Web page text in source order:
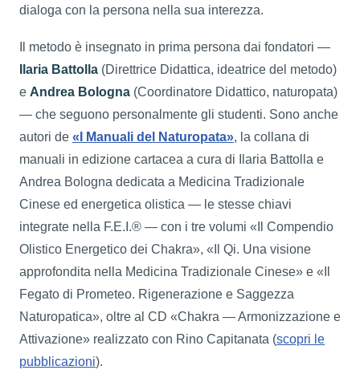
dialoga con la persona nella sua interezza.
Il metodo è insegnato in prima persona dai fondatori —
Ilaria Battolla (Direttrice Didattica, ideatrice del metodo)
e Andrea Bologna (Coordinatore Didattico, naturopata)
— che seguono personalmente gli studenti. Sono anche
autori de «I Manuali del Naturopata», la collana di
manuali in edizione cartacea a cura di Ilaria Battolla e
Andrea Bologna dedicata a Medicina Tradizionale
Cinese ed energetica olistica — le stesse chiavi
integrate nella F.E.I.® — con i tre volumi «Il Compendio
Olistico Energetico dei Chakra», «Il Qi. Una visione
approfondita nella Medicina Tradizionale Cinese» e «Il
Fegato di Prometeo. Rigenerazione e Saggezza
Naturopatica», oltre al CD «Chakra — Armonizzazione e
Attivazione» realizzato con Rino Capitanata (scopri le
pubblicazioni).